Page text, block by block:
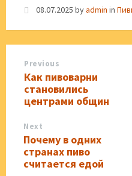
08.07.2025 byadmin in
Previous
Как пивоварни
становились
центрами общин
Next
Почему в одних
странах пиво
считается едой